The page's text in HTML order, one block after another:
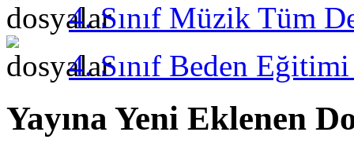
4. Sınıf Müzik Tüm
4. Sınıf Beden
Yayına Yeni Eklenen